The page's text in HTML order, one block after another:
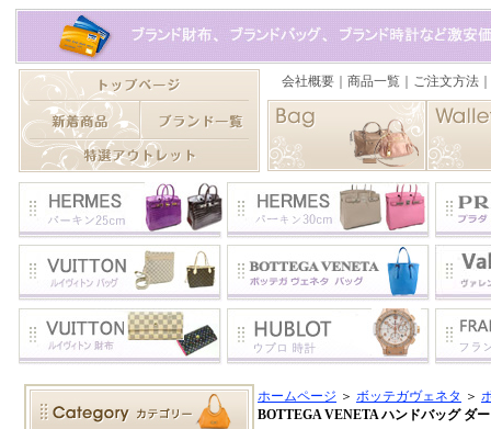
ホームページ ＞ ボッテガヴェネタ ＞
BOTTEGA VENETA ハンドバッグ ダ